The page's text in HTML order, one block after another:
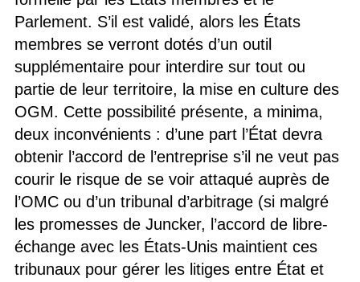
Parlement. S’il est validé, alors les États
membres se verront dotés d’un outil
supplémentaire pour interdire sur tout ou
partie de leur territoire, la mise en culture des
OGM. Cette possibilité présente, a minima,
deux inconvénients : d’une part l’État devra
obtenir l’accord de l’entreprise s’il ne veut pas
courir le risque de se voir attaqué auprès de
l’OMC ou d’un tribunal d’arbitrage (si malgré
les promesses de Juncker, l’accord de libre-
échange avec les États-Unis maintient ces
tribunaux pour gérer les litiges entre État et